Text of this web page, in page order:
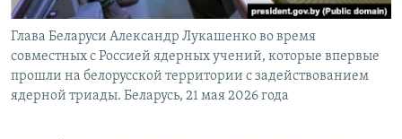
Глава Беларуси Александр Лукашенко во время
совместных с Россией ядерных учений, которые впервые
прошли на белорусской территории с задействованием
ядерной триады. Беларусь, 21 мая 2026 года